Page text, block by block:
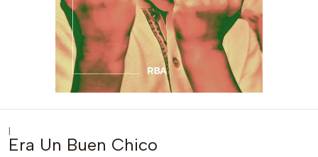
|
Era Un Buen Chico